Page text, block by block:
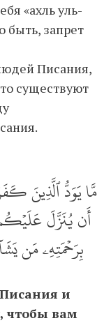
«ахль уль-
быть, запрет
Писания,
существуют
مَّا يَوَدُّ ٱلَّذِينَ
أَن يُنَزَّلَ
بِرَحۡمَتِهِۦ مَن
и
чтобы вам